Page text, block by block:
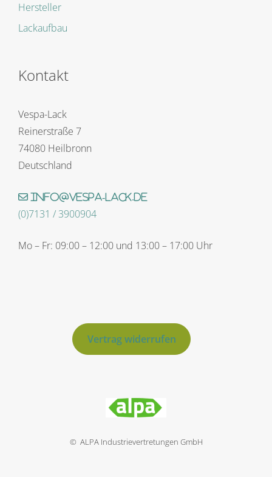
Hersteller
Lackaufbau
Kontakt
Vespa-Lack
Reinerstraße 7
74080 Heilbronn
Deutschland
info@vespa-lack.de
(0)7131 / 3900904
Mo – Fr: 09:00 – 12:00 und 13:00 – 17:00 Uhr
Vertrag widerrufen
© ALPA Industrievertretungen GmbH